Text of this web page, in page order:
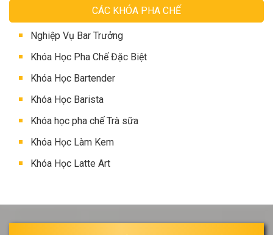
CÁC KHÓA PHA CHẾ
Nghiệp Vụ Bar Trưởng
Khóa Học Pha Chế Đặc Biệt
Khóa Học Bartender
Khóa Học Barista
Khóa học pha chế Trà sữa
Khóa Học Làm Kem
Khóa Học Latte Art